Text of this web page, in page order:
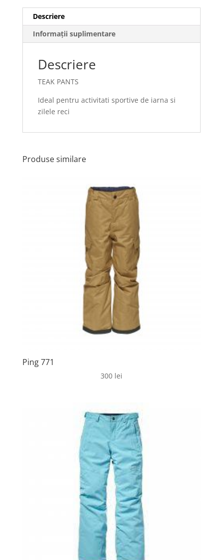
Descriere
Informații suplimentare
Descriere
TEAK PANTS
Ideal pentru activitati sportive de iarna si
zilele reci
Produse similare
Ping 771
300 lei